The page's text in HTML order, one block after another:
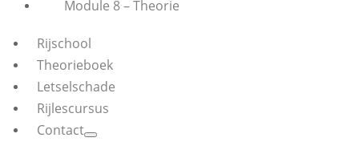
Module 8 – Theorie
Rijschool
Theorieboek
Letselschade
Rijlescursus
Contact